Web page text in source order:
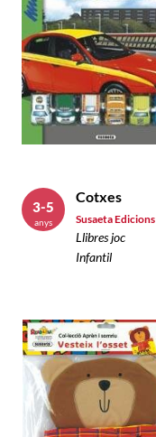
Cotxes
Susaeta Edicions
Llibres joc
Infantil
3-5
anys